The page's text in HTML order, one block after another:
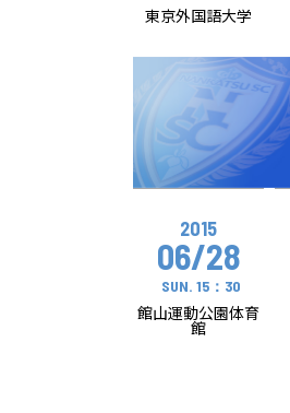
東京外国語大学
2015
06/28
SUN. 15：30
館山運動公園体育
館